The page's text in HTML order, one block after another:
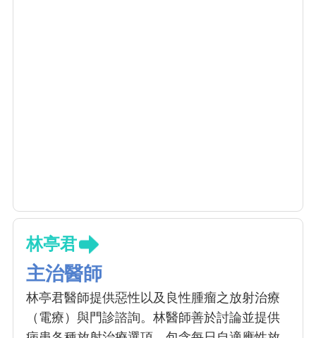
林亭君
主治醫師
林亭君醫師提供惡性以及良性腫瘤之放射治療
（電療）與門診諮詢。林醫師善於討論並提供